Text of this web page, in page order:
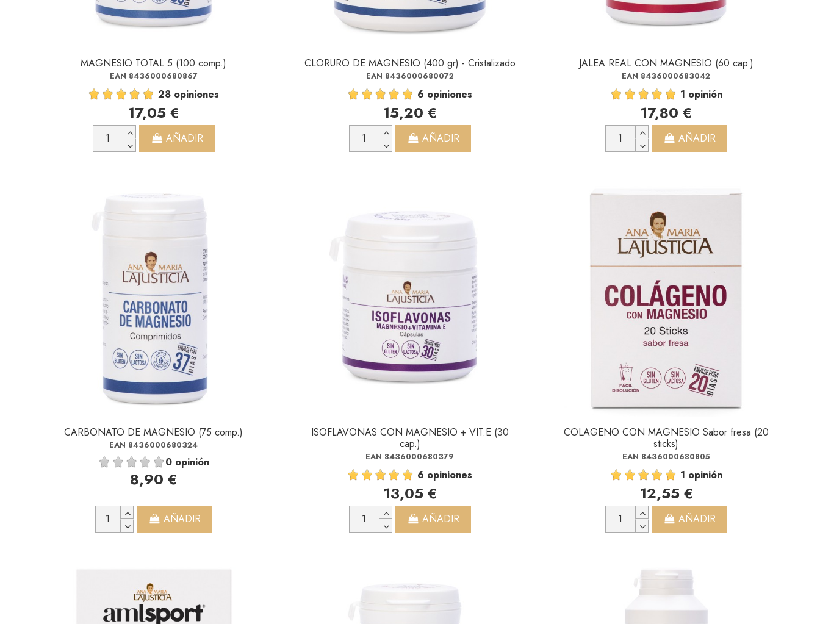
MAGNESIO TOTAL 5 (100 comp.)
EAN 8436000680867
28 opiniones
17,05 €
AÑADIR
CLORURO DE MAGNESIO (400 gr) - Cristalizado
EAN 8436000680072
6 opiniones
15,20 €
AÑADIR
JALEA REAL CON MAGNESIO (60 cap.)
EAN 8436000683042
1 opinión
17,80 €
AÑADIR
CARBONATO DE MAGNESIO (75 comp.)
EAN 8436000680324
0 opinión
8,90 €
AÑADIR
ISOFLAVONAS CON MAGNESIO + VIT.E (30
cap.)
EAN 8436000680379
6 opiniones
13,05 €
AÑADIR
COLAGENO CON MAGNESIO Sabor fresa (20
sticks)
EAN 8436000680805
1 opinión
12,55 €
AÑADIR